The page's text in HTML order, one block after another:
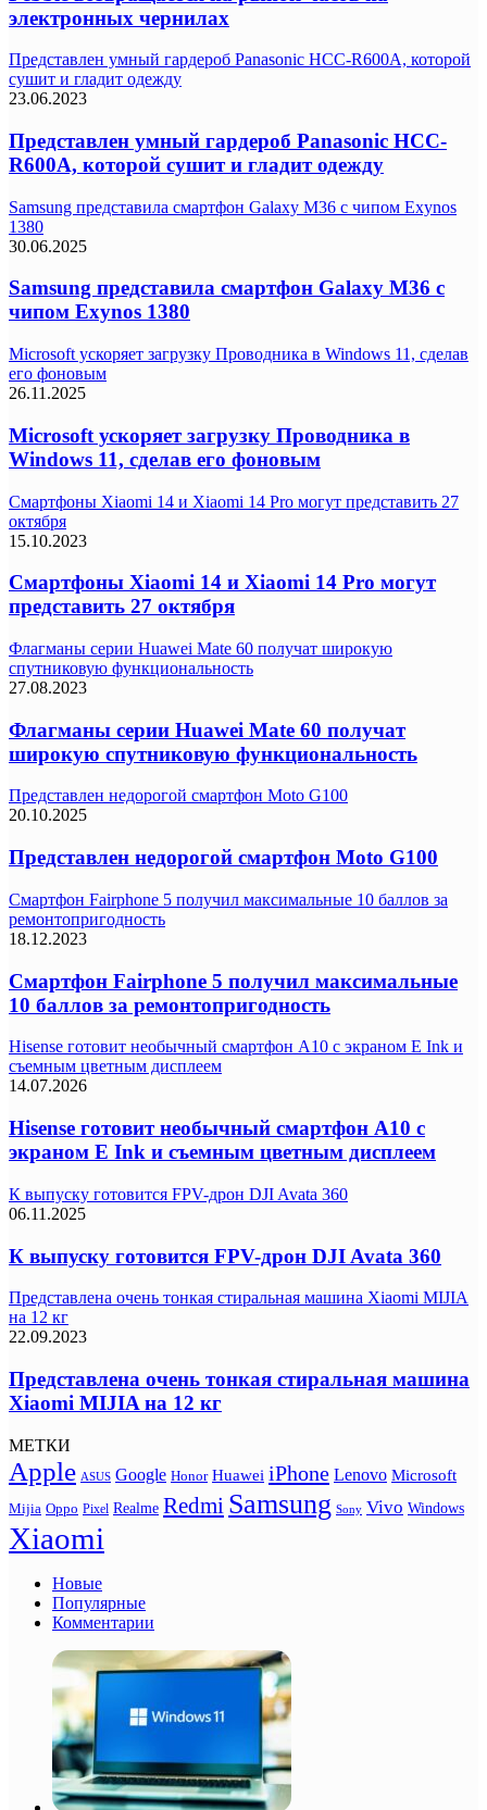
электронных чернилах
Представлен умный гардероб Panasonic HCC-R600A, которой
сушит и гладит одежду
23.06.2023
Представлен умный гардероб Panasonic HCC-
R600A, которой сушит и гладит одежду
Samsung представила смартфон Galaxy M36 с чипом Exynos
1380
30.06.2025
Samsung представила смартфон Galaxy M36 с
чипом Exynos 1380
Microsoft ускоряет загрузку Проводника в Windows 11, сделав
его фоновым
26.11.2025
Microsoft ускоряет загрузку Проводника в
Windows 11, сделав его фоновым
Смартфоны Xiaomi 14 и Xiaomi 14 Pro могут представить 27
октября
15.10.2023
Смартфоны Xiaomi 14 и Xiaomi 14 Pro могут
представить 27 октября
Флагманы серии Huawei Mate 60 получат широкую
спутниковую функциональность
27.08.2023
Флагманы серии Huawei Mate 60 получат
широкую спутниковую функциональность
Представлен недорогой смартфон Moto G100
20.10.2025
Представлен недорогой смартфон Moto G100
Смартфон Fairphone 5 получил максимальные 10 баллов за
ремонтопригодность
18.12.2023
Смартфон Fairphone 5 получил максимальные
10 баллов за ремонтопригодность
Hisense готовит необычный смартфон A10 с экраном E Ink и
съемным цветным дисплеем
14.07.2026
Hisense готовит необычный смартфон A10 с
экраном E Ink и съемным цветным дисплеем
К выпуску готовится FPV-дрон DJI Avata 360
06.11.2025
К выпуску готовится FPV-дрон DJI Avata 360
Представлена очень тонкая стиральная машина Xiaomi MIJIA
на 12 кг
22.09.2023
Представлена очень тонкая стиральная машина
Xiaomi MIJIA на 12 кг
МЕТКИ
Apple ASUS Google Honor Huawei iPhone Lenovo Microsoft
Mijia Oppo Pixel Realme Redmi Samsung Sony Vivo Windows
Xiaomi
Новые
Популярные
Комментарии